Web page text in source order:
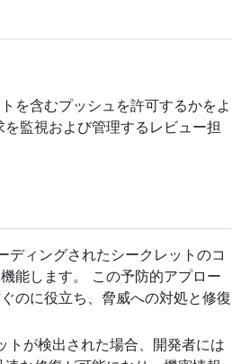
を含むプッシュを許可するかをよ
監視および管理するレビュー担
ディングされたシークレットのコ
能します。 この予防的アプロー
のに役立ち、脅威への対処と修復
トが検出された場合、開発者には